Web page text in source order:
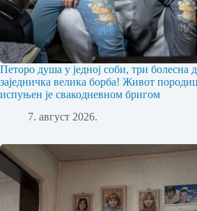
Петоро душа у једној соби, три болесна
заједничка велика борба! Живот
испуњен је свакодневном бригом
7. август 2026.